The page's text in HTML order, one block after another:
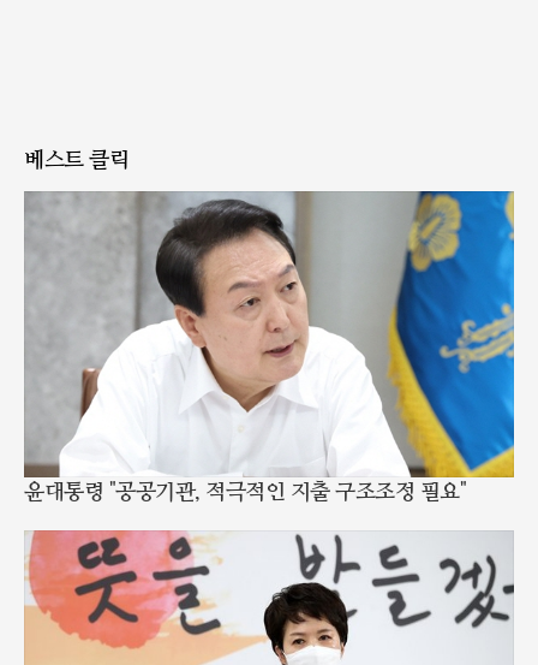
베스트 클릭
윤대통령 "공공기관, 적극적인 지출 구조조정 필요"